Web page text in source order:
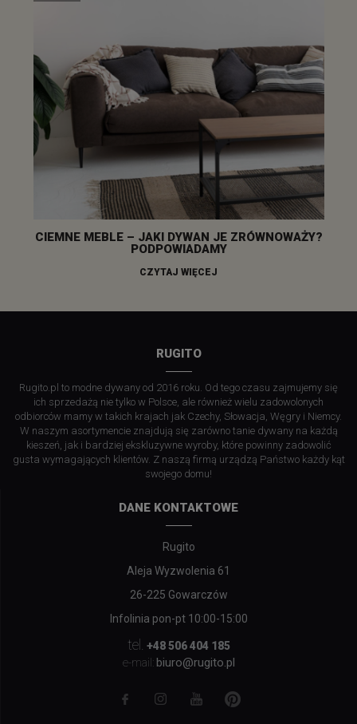
CIEMNE MEBLE – JAKI DYWAN JE ZRÓWNOWAŻY?
PODPOWIADAMY
CZYTAJ WIĘCEJ
RUGITO
Rugito.pl to modne dywany od 2016 roku. Od tego czasu zajmujemy się
ich sprzedażą nie tylko w Polsce, ale również wielu zadowolonych
odbiorców mamy w takich krajach jak Czechy, Słowacja, Węgry i Niemcy.
W naszym asortymencie znajdują się zarówno tanie dywany na każdą
kieszeń, jak i bardziej ekskluzywne wyroby, które powinny zadowolić
gusta wymagających klientów. Z naszą firmą urządzą Państwo każdy kąt
swojego domu!
DANE KONTAKTOWE
Rugito
Aleja Wyzwolenia 61
26-225 Gowarczów
Infolinia pon-pt 10:00-15:00
tel. +48 506 404 185
e-mail: biuro@rugito.pl